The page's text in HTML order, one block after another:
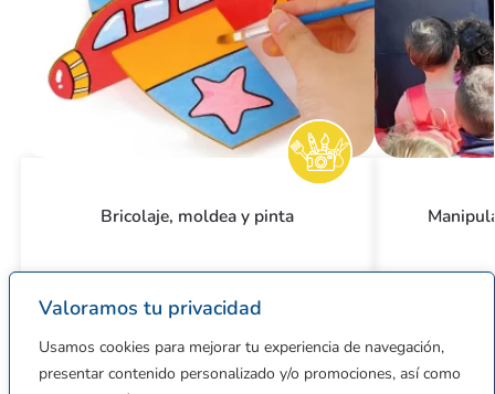
Valoramos tu privacidad
Usamos cookies para mejorar tu experiencia de navegación,
presentar contenido personalizado y/o promociones, así como
Bricolaje, moldea y pinta
Desde 22€